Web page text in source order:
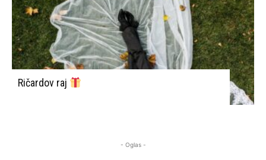
Ričardov raj
- Oglas -